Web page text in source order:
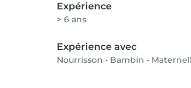
Expérience
> 6 ans
Expérience avec
Nourrisson • Bambin •